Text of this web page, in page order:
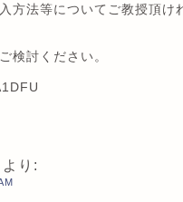
方法等についてご教授頂け
検討ください。
より: